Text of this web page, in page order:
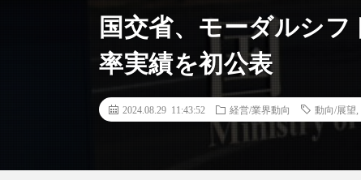
国交省、モーダルシ
率実績を初公表
2024.08.29 11:43:52 経営/業界動向 動向/展望